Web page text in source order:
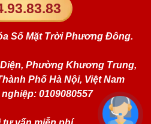
Số Mặt Trời Phương Đông.
Phường Khương Trung,
Phố Hà Nội, Việt Nam
0109080557